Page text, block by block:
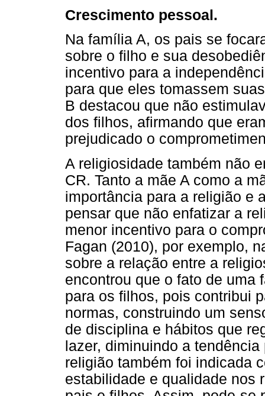
Crescimento pessoal.
Na família A, os pais se
sobre o filho e sua
incentivo para a
para que eles tomassem
B destacou que não
dos filhos, afirmando que
prejudicado o
A religiosidade também não
CR. Tanto a mãe A como a
importância para a religião e
pensar que não enfatizar a
menor incentivo para o
Fagan (2010), por exemplo,
sobre a relação entre a
encontrou que o fato de uma
para os filhos, pois contribui
normas, construindo um
de disciplina e hábitos que
lazer, diminuindo a
religião também foi indicada
estabilidade e qualidade nos